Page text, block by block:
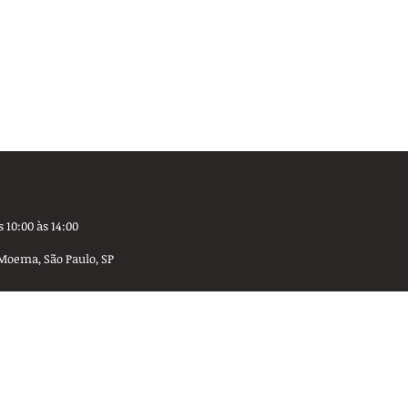
10:00 às 14:00
São Paulo, SP